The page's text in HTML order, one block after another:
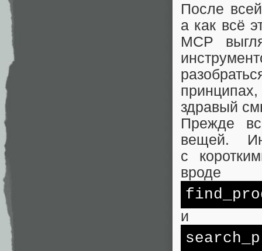
После
а как всё
MCP
здравый
Прежде
вещей.
с
вроде
и